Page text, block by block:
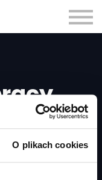
O plikach cookies
pokolenia należysz Ty,
łączy, a co
trudno nam się
pretensji. Jeśli